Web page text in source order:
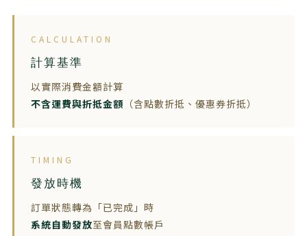
CALCULATION
計算基準
以實際消費金額計算
不含運費與折抵金額 （含點數折抵、優惠券折抵）
TIMING
發放時機
訂單狀態轉為「已完成」時
系統自動發放至會員點數帳戶